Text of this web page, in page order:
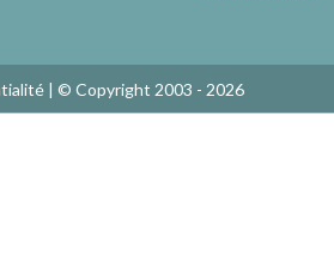
| © Copyright 2003 - 2026